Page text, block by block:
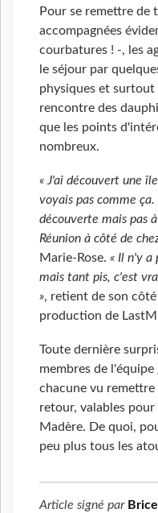
Pour se remettre de
accompagnées
courbatures ! -, les
le séjour par
physiques et surtout
rencontre des
que les points
nombreux.
« J'ai découvert une
voyais pas comme
découverte mais pas
Réunion à côté de
Marie-Rose. « Il n'y a
mais tant pis, c'est
», retient de son
production de
Toute dernière
membres de
chacune vu
retour, valables
Madère. De quoi,
peu plus tous les
Article signé par